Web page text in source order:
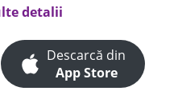
detalii
Descarcă din
App Store